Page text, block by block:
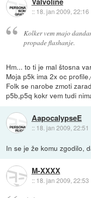
:: 18. jan 2009, 22:16
Kolker vem majo
propade flashanje.
Hm... to ti je mal štosna
Moja p5k ima 2x oc
Folk se narobe zmoti
p5b,p5q kokr vem tudi
AapocalypseE
:: 18. jan 2009, 22:51
In se je že komu zgodilo,
M-XXXX
:: 18. jan 2009, 22:53